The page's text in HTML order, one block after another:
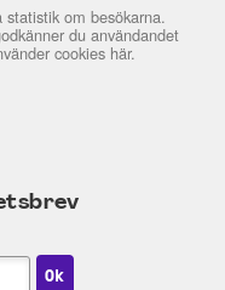
om besökarna.
du användandet
cookies här.